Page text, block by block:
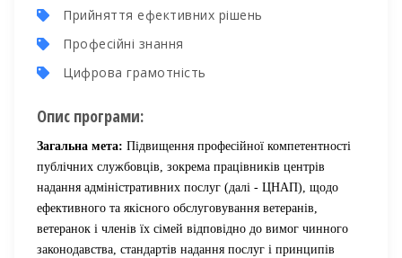
Прийняття ефективних рішень
Професійні знання
Цифрова грамотність
Опис програми:
Загальна мета: Підвищення професійної компетентності
публічних службовців, зокрема працівників центрів
надання адміністративних послуг (далі - ЦНАП), щодо
ефективного та якісного обслуговування ветеранів,
ветеранок і членів їх сімей відповідно до вимог чинного
законодавства, стандартів надання послуг і принципів